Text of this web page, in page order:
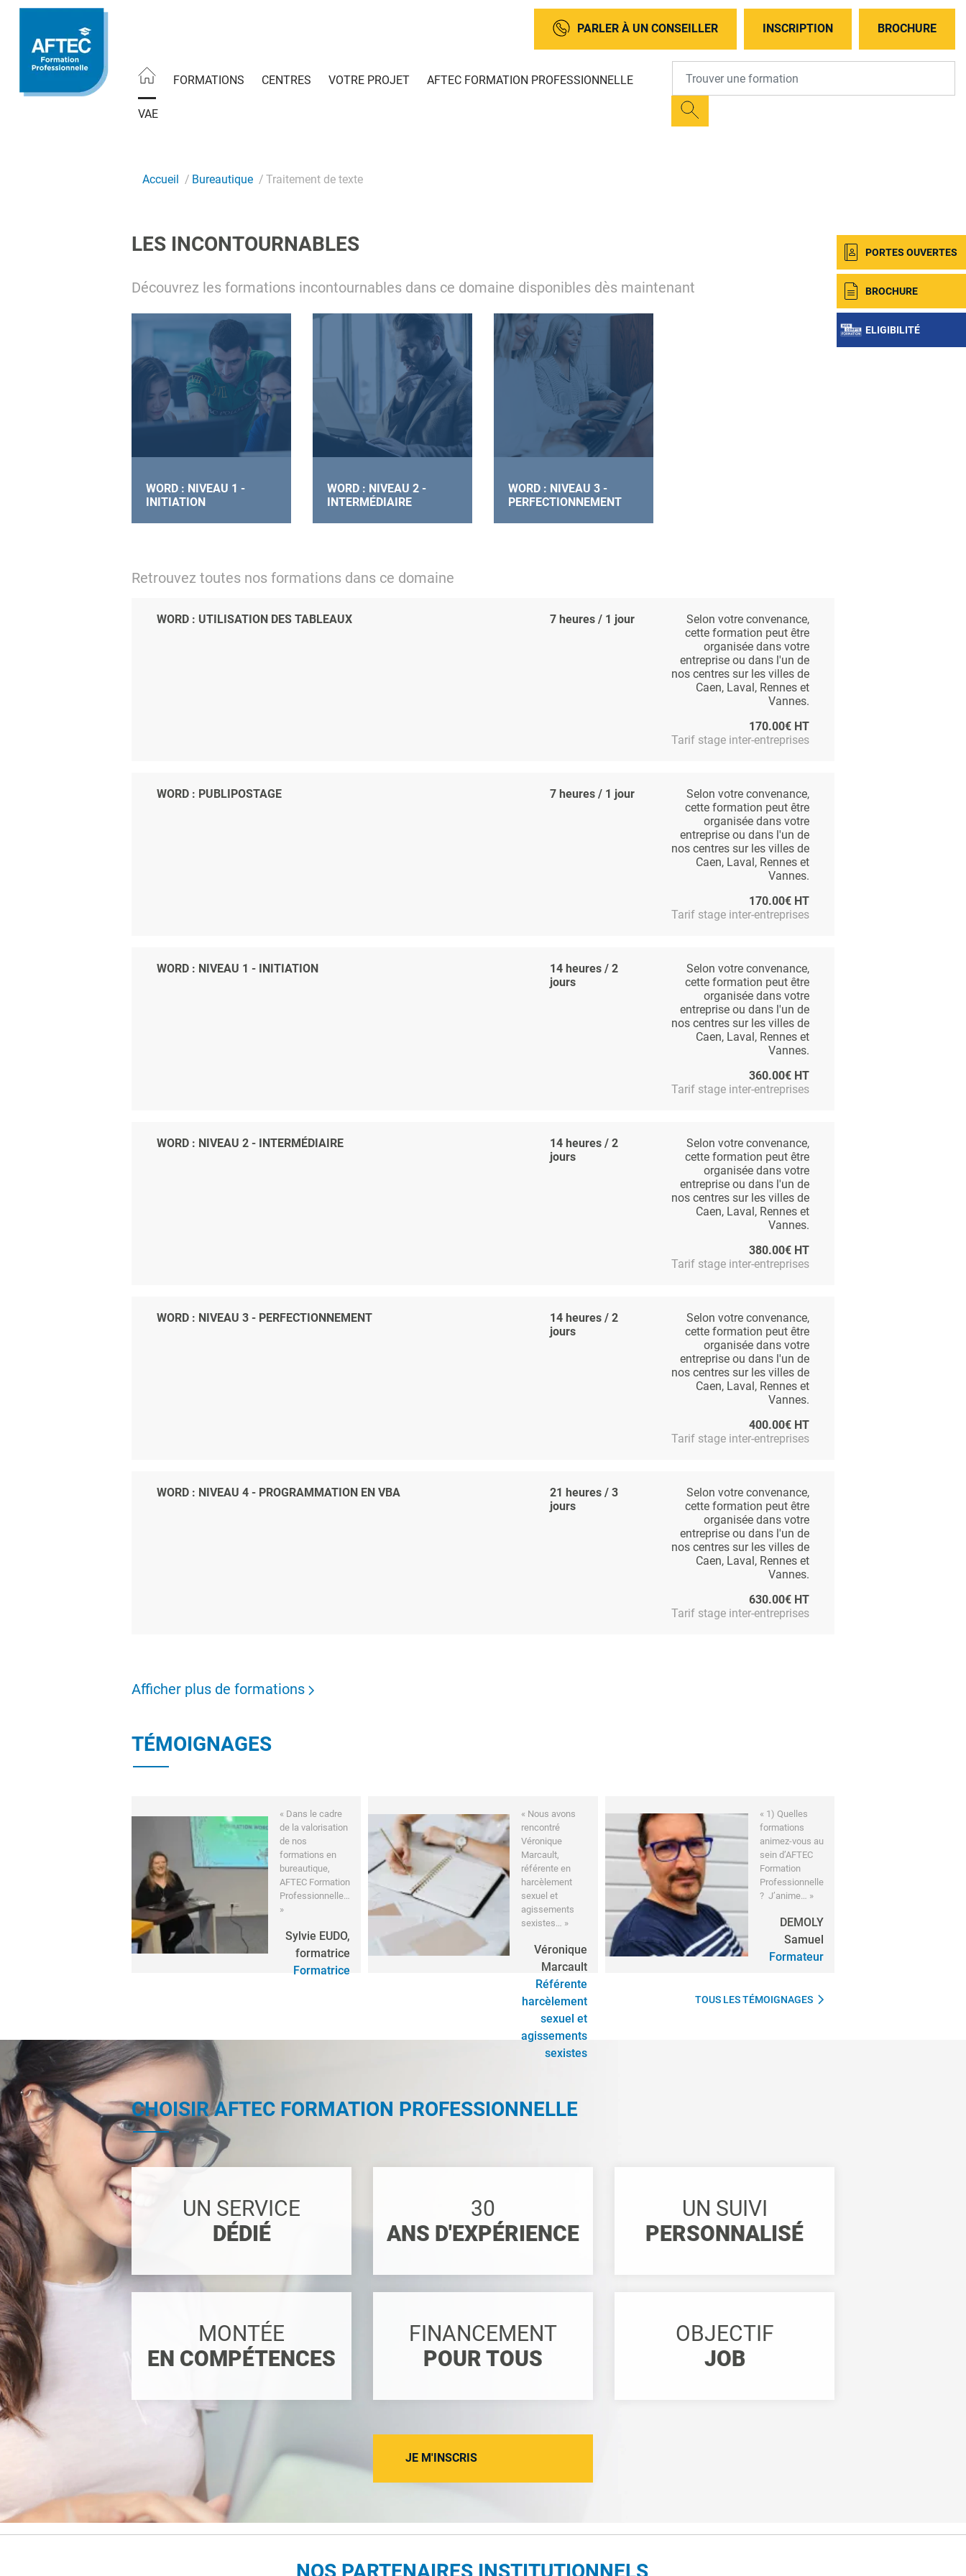
contenu
principal
PARLER À UN CONSEILLER INSCRIPTION BROCHURE
FORMATIONS CENTRES VOTRE PROJET AFTEC FORMATION PROFESSIONNELLE
VAE
PORTES OUVERTES
BROCHURE
ELIGIBILITÉ
Accueil Bureautique Traitement de texte
LES INCONTOURNABLES
Découvrez les formations incontournables dans ce domaine disponibles dès maintenant
WORD : NIVEAU 1 -
INITIATION
WORD : NIVEAU 2 -
INTERMÉDIAIRE
WORD : NIVEAU 3 -
PERFECTIONNEMENT
Retrouvez toutes nos formations dans ce domaine
WORD : UTILISATION DES TABLEAUX 7 heures / 1 jour
Selon votre convenance,
cette formation peut être
organisée dans votre
entreprise ou dans l'un de
nos centres sur les villes de
Caen, Laval, Rennes et
Vannes.
170.00€ HT
Tarif stage inter-entreprises
WORD : PUBLIPOSTAGE 7 heures / 1 jour
Selon votre convenance,
cette formation peut être
organisée dans votre
entreprise ou dans l'un de
nos centres sur les villes de
Caen, Laval, Rennes et
Vannes.
170.00€ HT
Tarif stage inter-entreprises
WORD : NIVEAU 1 - INITIATION
14 heures / 2
jours
Selon votre convenance,
cette formation peut être
organisée dans votre
entreprise ou dans l'un de
nos centres sur les villes de
Caen, Laval, Rennes et
Vannes.
360.00€ HT
Tarif stage inter-entreprises
WORD : NIVEAU 2 - INTERMÉDIAIRE
14 heures / 2
jours
Selon votre convenance,
cette formation peut être
organisée dans votre
entreprise ou dans l'un de
nos centres sur les villes de
Caen, Laval, Rennes et
Vannes.
380.00€ HT
Tarif stage inter-entreprises
WORD : NIVEAU 3 - PERFECTIONNEMENT
14 heures / 2
jours
Selon votre convenance,
cette formation peut être
organisée dans votre
entreprise ou dans l'un de
nos centres sur les villes de
Caen, Laval, Rennes et
Vannes.
400.00€ HT
Tarif stage inter-entreprises
WORD : NIVEAU 4 - PROGRAMMATION EN VBA
21 heures / 3
jours
Selon votre convenance,
cette formation peut être
organisée dans votre
entreprise ou dans l'un de
nos centres sur les villes de
Caen, Laval, Rennes et
Vannes.
630.00€ HT
Tarif stage inter-entreprises
Afficher plus de formations
TÉMOIGNAGES
« Dans le cadre
de la valorisation
de nos
formations en
bureautique,
AFTEC Formation
Professionnelle…
»
Sylvie EUDO,
formatrice
Formatrice
« Nous avons
rencontré
Véronique
Marcault,
référente en
harcèlement
sexuel et
agissements
sexistes… »
Véronique
Marcault
Référente
harcèlement
sexuel et
agissements
sexistes
« 1) Quelles
formations
animez-vous au
sein d’AFTEC
Formation
Professionnelle
? J’anime… »
DEMOLY
Samuel
Formateur
TOUS LES TÉMOIGNAGES
CHOISIR AFTEC FORMATION PROFESSIONNELLE
UN SERVICE
DÉDIÉ
30
ANS D'EXPÉRIENCE
UN SUIVI
PERSONNALISÉ
MONTÉE
EN COMPÉTENCES
FINANCEMENT
POUR TOUS
OBJECTIF
JOB
JE M'INSCRIS